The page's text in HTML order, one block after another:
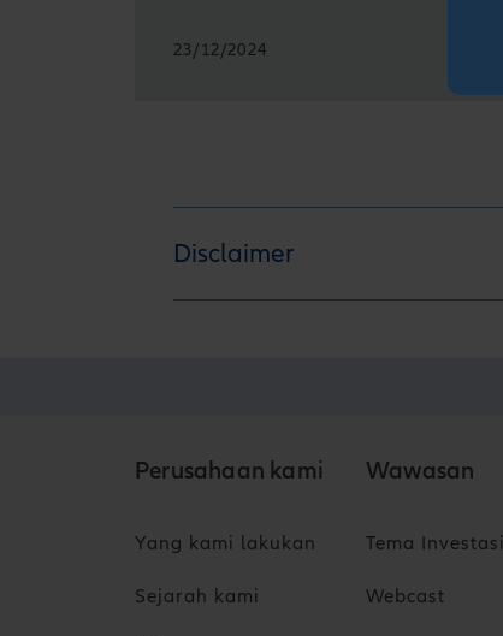
23/12/2024
Disclaimer
Perusahaan kami
Yang kami lakukan
Sejarah kami
Wawasan
Tema Investasi
Webcast